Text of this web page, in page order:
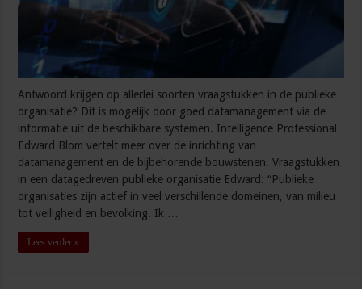
Antwoord krijgen op allerlei soorten vraagstukken in de publieke
organisatie? Dit is mogelijk door goed datamanagement via de
informatie uit de beschikbare systemen. Intelligence Professional
Edward Blom vertelt meer over de inrichting van
datamanagement en de bijbehorende bouwstenen. Vraagstukken
in een datagedreven publieke organisatie Edward: “Publieke
organisaties zijn actief in veel verschillende domeinen, van milieu
tot veiligheid en bevolking. Ik …
Lees verder »